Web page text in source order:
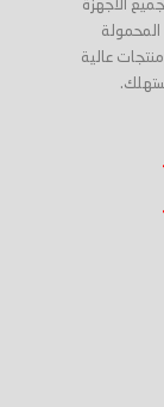
الأجهزة
المحمولة
منتجات عالية